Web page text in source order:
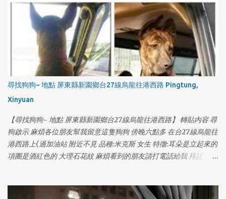
尋找狗狗~ 地點 屏東縣新園鄉台27線烏龍往港西路 Pingtung,
Xinyuan
【尋找狗狗~ 地點 屏東縣新園鄉台27線烏龍往港西路】 轉貼內容 尋
狗啟示 麻煩各位朋友幫我留意這隻狗狗 傍晚六點多 在台27線烏龍往
港西路上(過加油站 附近不見 品種:米克斯 女生 特徵:耳朵是立起來的
項圈是酒紅色的 大理石花紋 麻煩看到的朋友請打電話給我 拜託